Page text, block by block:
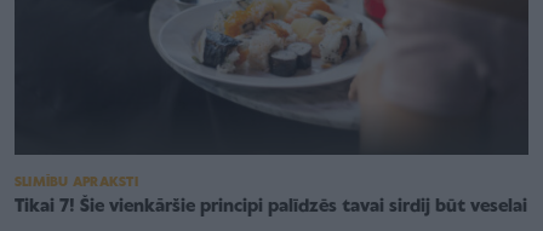
SLIMĪBU APRAKSTI
Tikai 7! Šie vienkāršie principi palīdzēs tavai sirdij būt veselai